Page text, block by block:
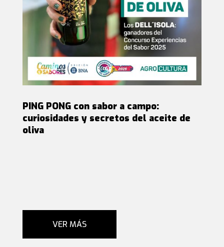
PING PONG con sabor a campo:
curiosidades y secretos del aceite de
oliva
VER MÁS